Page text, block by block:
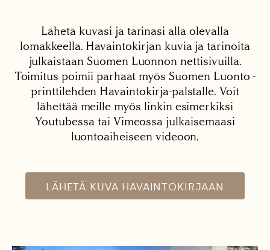
Lähetä kuvasi ja tarinasi alla olevalla
lomakkeella. Havaintokirjan kuvia ja tarinoita
julkaistaan Suomen Luonnon nettisivuilla.
Toimitus poimii parhaat myös Suomen Luonto -
printtilehden Havaintokirja-palstalle. Voit
lähettää meille myös linkin esimerkiksi
Youtubessa tai Vimeossa julkaisemaasi
luontoaiheiseen videoon.
LÄHETÄ KUVA HAVAINTOKIRJAAN